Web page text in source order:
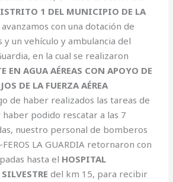
1 DEL MUNICIPIO DE LA
con una dotación de
y un vehículo y ambulancia del
en la cual se realizaron
EN AGUA AÉREAS CON APOYO DE
DE LA FUERZA AÉREA
de haber realizados las tareas de
haber podido rescatar a las 7
nuestro personal de bomberos
LA GUARDIA retornaron con
hasta el HOSPITAL
del km 15, para recibir